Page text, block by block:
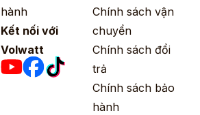
hành
Kết nối với
Volwatt
Chính sách vận
chuyển
Chính sách đổi
trả
Chính sách bảo
hành